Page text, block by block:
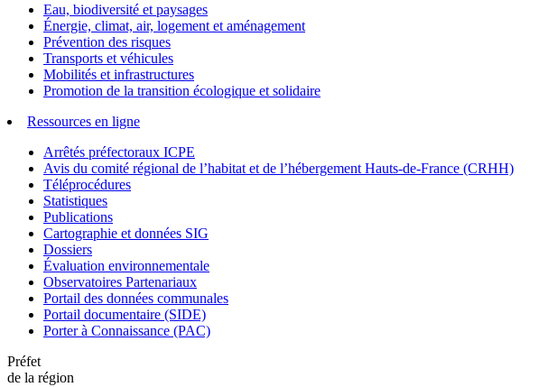
Eau, biodiversité et paysages
Énergie, climat, air, logement et aménagement
Prévention des risques
Transports et véhicules
Mobilités et infrastructures
Promotion de la transition écologique et solidaire
Ressources en ligne
Arrêtés préfectoraux ICPE
Avis du comité régional de l’habitat et de l’hébergement Hauts-de-France (CRHH)
Téléprocédures
Statistiques
Publications
Cartographie et données SIG
Dossiers
Évaluation environnementale
Observatoires Partenariaux
Portail des données communales
Portail documentaire (SIDE)
Porter à Connaissance (PAC)
Préfet
de la région